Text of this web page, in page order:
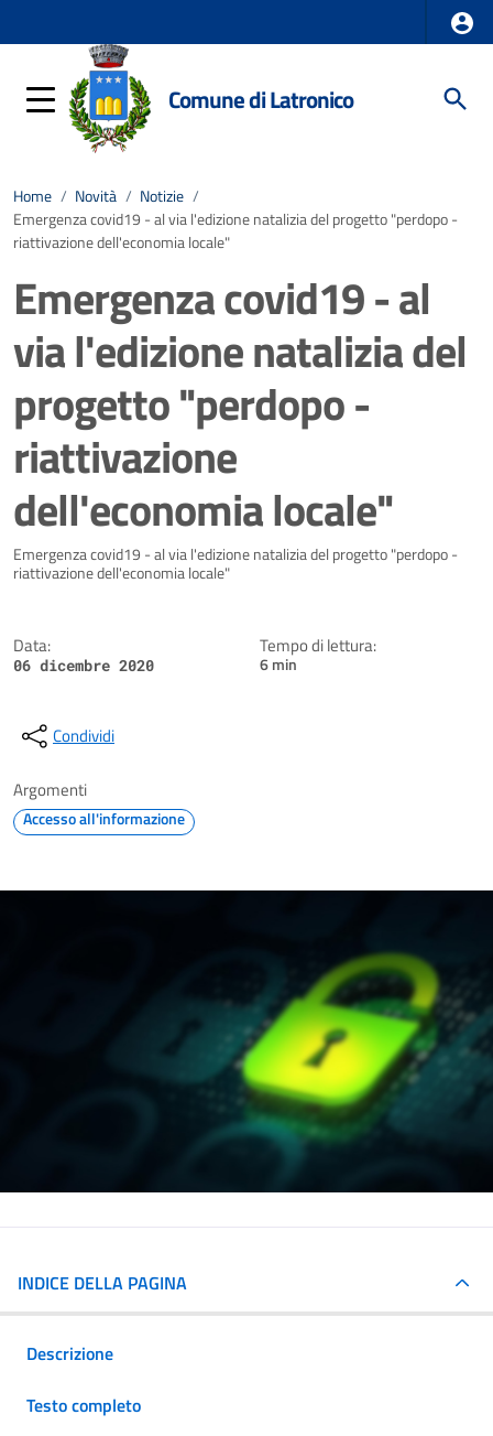
Comune di Latronico
Home / Novità / Notizie /
Emergenza covid19 - al via l'edizione natalizia del progetto "perdopo -
riattivazione dell'economia locale"
Emergenza covid19 - al
via l'edizione natalizia del
progetto "perdopo -
riattivazione
dell'economia locale"
Dettagli della notizia
Emergenza covid19 - al via l'edizione natalizia del progetto "perdopo -
riattivazione dell'economia locale"
Data:
06 dicembre 2020
Tempo di lettura:
6 min
Condividi
Argomenti
Accesso all'informazione
INDICE DELLA PAGINA
Descrizione
Testo completo